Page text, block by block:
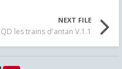
NEXT FILE
les trains d'antan V.1.1